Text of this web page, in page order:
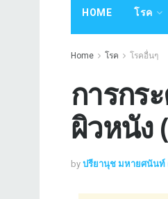
HOME โรค
Home โรค โรคอื่นๆ
การกร
ผิวหนัง
by ปรียานุช มหายศนันท์